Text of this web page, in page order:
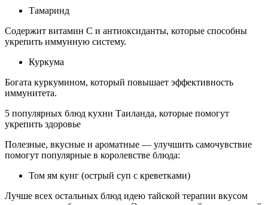
Тамаринд
Содержит витамин С и антиоксиданты, которые способны
укрепить иммунную систему.
Куркума
Богата куркумином, который повышает эффективность
иммунитета.
5 популярных блюд кухни Таиланда, которые помогут
укрепить здоровье
Полезные, вкусные и ароматные — улучшить самочувствие
помогут популярные в королевстве блюда:
Том ям кунг (острый суп с креветками)
Лучше всех остальных блюд идею тайской терапии вкусом